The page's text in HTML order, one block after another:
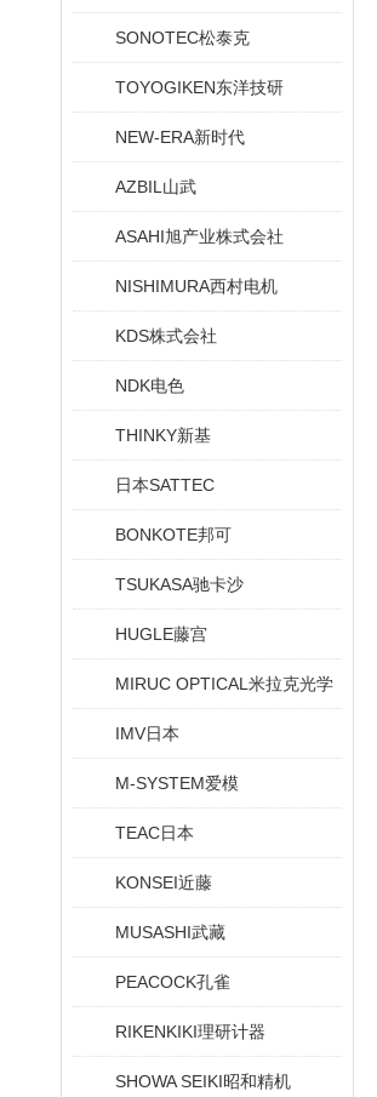
SONOTEC松泰克
TOYOGIKEN东洋技研
NEW-ERA新时代
AZBIL山武
ASAHI旭产业株式会社
NISHIMURA西村电机
KDS株式会社
NDK电色
THINKY新基
日本SATTEC
BONKOTE邦可
TSUKASA驰卡沙
HUGLE藤宫
MIRUC OPTICAL米拉克光学
IMV日本
M-SYSTEM爱模
TEAC日本
KONSEI近藤
MUSASHI武藏
PEACOCK孔雀
RIKENKIKI理研计器
SHOWA SEIKI昭和精机